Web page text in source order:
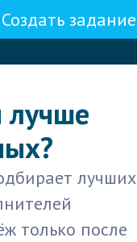
Создать задание
лучших
только после